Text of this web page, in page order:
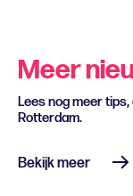
Meer
Lees nog meer
Rotterdam.
Bekijk meer